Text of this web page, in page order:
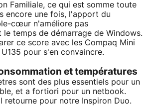
Familiale, ce qui est somme toute
encore une fois, l'apport du
cœur n'améliore pas
le temps de démarrage de Windows.
ce score avec les Compaq Mini
U135 pour s'en convaincre.
et températures
sont des plus essentiels pour un
et a fortiori pour un netbook.
retourne pour notre Inspiron Duo.